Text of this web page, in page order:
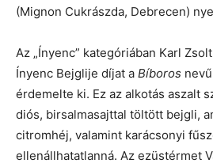
(Mignon Cukrászda, Debrecen)
Az „Ínyenc” kategóriában Karl
Ínyenc Bejglije díjat a Bíboros
érdemelte ki. Ez az alkotás aszalt
diós, birsalmasajttal töltött bejgli,
citromhéj, valamint karácsonyi
ellenállhatatlanná. Az ezüstérmet